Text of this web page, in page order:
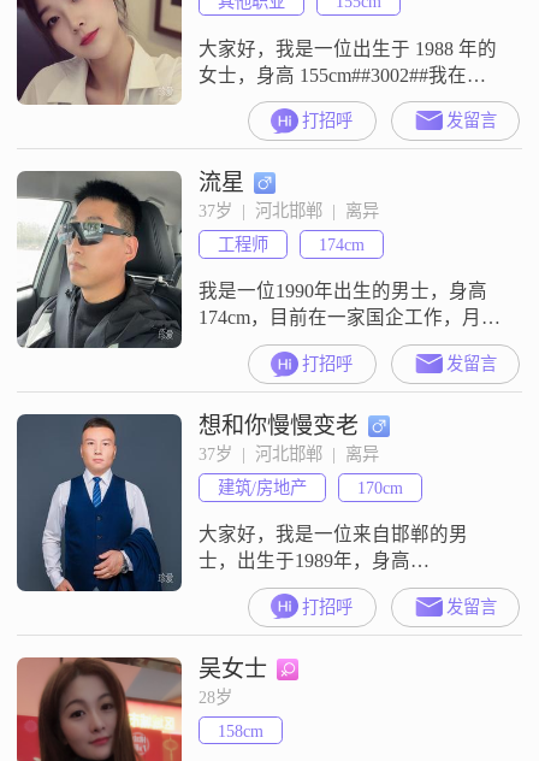
和适当的运动##3002##尊重是人与
人之间
大家好，我是一位出生于 1988 年的
女士，身高 155cm##3002##我在邯
郸工作，收入每月在 3000 元以下
##3002##学历是高中及以下
##3002##我觉得自己最大的特点是
善解人意，能理解和感受他人的情
绪##3002##心思比较细腻敏感，这
让我更懂得关注到身边人的细微变
化##3002##性格随和易相处，
打招呼 发留言
流星
37岁  |  河北邯郸  |  离异
工程师
174cm
我是一位1990年出生的男士，身高
174cm，目前在一家国企工作，月收
入在12001到20000元之间，收入稳
定##3001##假期多，每月都有集中
假期，一起外出旅游很方便，性格
稳重可靠，对待生活积极乐观，喜
欢带着家人外出旅游##3002##我有
两个孩子一儿一女，孩子很乖巧希
望不要介意，父母也会帮着带孩
子，本人不吸烟，
打招呼 发留言
想和你慢慢变老
37岁  |  河北邯郸  |  离异
建筑/房地产
170cm
大家好，我是一位来自邯郸的男
士，出生于1989年，身高
170cm##3002##我的月收入在12001
到20000元之间，目前从事着一份稳
定的工作##3002##虽然我的学历是
高中及以下，但我一直保持着积极
向上的态度，努力提升自己的能力
和素质##3002##我性格稳重可靠，
自信果断，有很强的责任感和耐心
打招呼 发留言
吴女士
28岁
158cm